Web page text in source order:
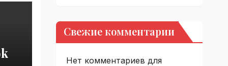
Свежие комментарии
Нет комментариев для